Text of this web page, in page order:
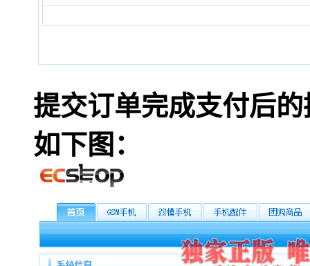
提交订单完成支付后
如下图：